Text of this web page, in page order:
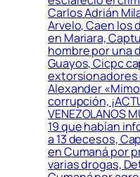
Carlos Adrián
Arvelo, Caen los
en Mariara,
hombre por una
Guayos, Cicpc
extorsionadores
Alexander
corrupción,
VENEZOLANOS
19 que habían
a 13 decesos,
en Cumaná por
varias drogas,